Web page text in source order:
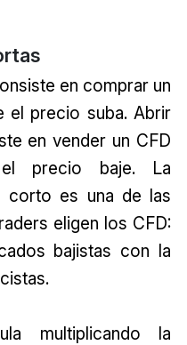
en comprar un
el precio suba. Abrir
en vender un CFD
precio baje. La
corto es una de las
eligen los CFD:
bajistas con la
multiplicando la